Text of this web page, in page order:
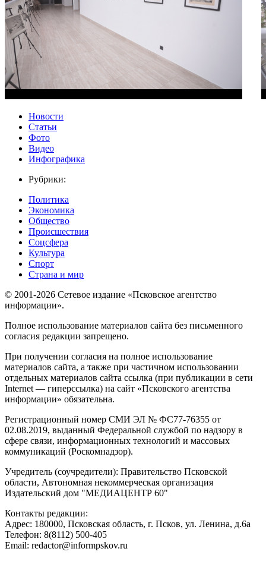
Новости
Статьи
Фото
Видео
Инфографика
Рубрики:
Политика
Экономика
Общество
Происшествия
Соцсфера
Культура
Спорт
Страна и мир
© 2001-2026 Сетевое издание «Псковское агентство
информации».
Полное использование материалов сайта без письменного
согласия редакции запрещено.
При получении согласия на полное использование
материалов сайта, а также при частичном использовании
отдельных материалов сайта ссылка (при публикации в сети
Internet — гиперссылка) на сайт «Псковского агентства
информации» обязательна.
Регистрационный номер СМИ ЭЛ № ФС77-76355 от
02.08.2019, выданный Федеральной службой по надзору в
сфере связи, информационных технологий и массовых
коммуникаций (Роскомнадзор).
Учредитель (соучредители): Правительство Псковской
области, Автономная некоммерческая организация
Издательский дом "МЕДИАЦЕНТР 60"
Контакты редакции:
Адреc: 180000, Псковская область, г. Псков, ул. Ленина, д.6а
Телефон: 8(8112) 500-405
Email: redactor@informpskov.ru